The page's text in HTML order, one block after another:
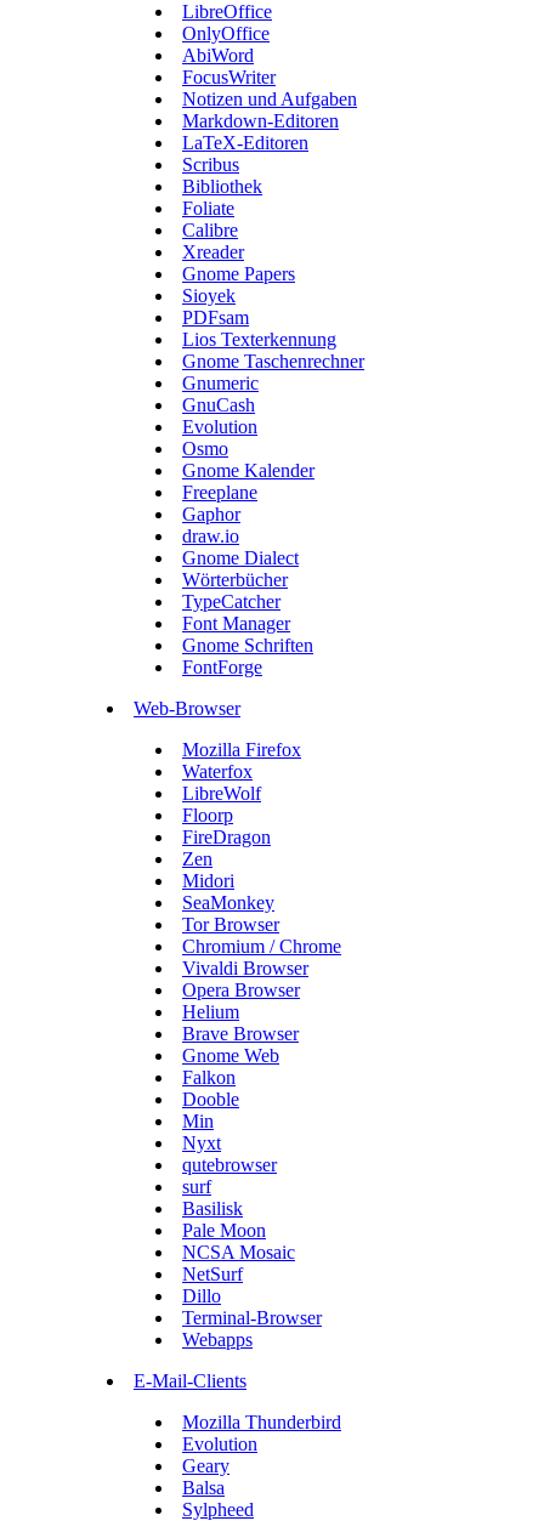
LibreOffice
OnlyOffice
AbiWord
FocusWriter
Notizen und Aufgaben
Markdown-Editoren
LaTeX-Editoren
Scribus
Bibliothek
Foliate
Calibre
Xreader
Gnome Papers
Sioyek
PDFsam
Lios Texterkennung
Gnome Taschenrechner
Gnumeric
GnuCash
Evolution
Osmo
Gnome Kalender
Freeplane
Gaphor
draw.io
Gnome Dialect
Wörterbücher
TypeCatcher
Font Manager
Gnome Schriften
FontForge
Web-Browser
Mozilla Firefox
Waterfox
LibreWolf
Floorp
FireDragon
Zen
Midori
SeaMonkey
Tor Browser
Chromium / Chrome
Vivaldi Browser
Opera Browser
Helium
Brave Browser
Gnome Web
Falkon
Dooble
Min
Nyxt
qutebrowser
surf
Basilisk
Pale Moon
NCSA Mosaic
NetSurf
Dillo
Terminal-Browser
Webapps
E-Mail-Clients
Mozilla Thunderbird
Evolution
Geary
Balsa
Sylpheed